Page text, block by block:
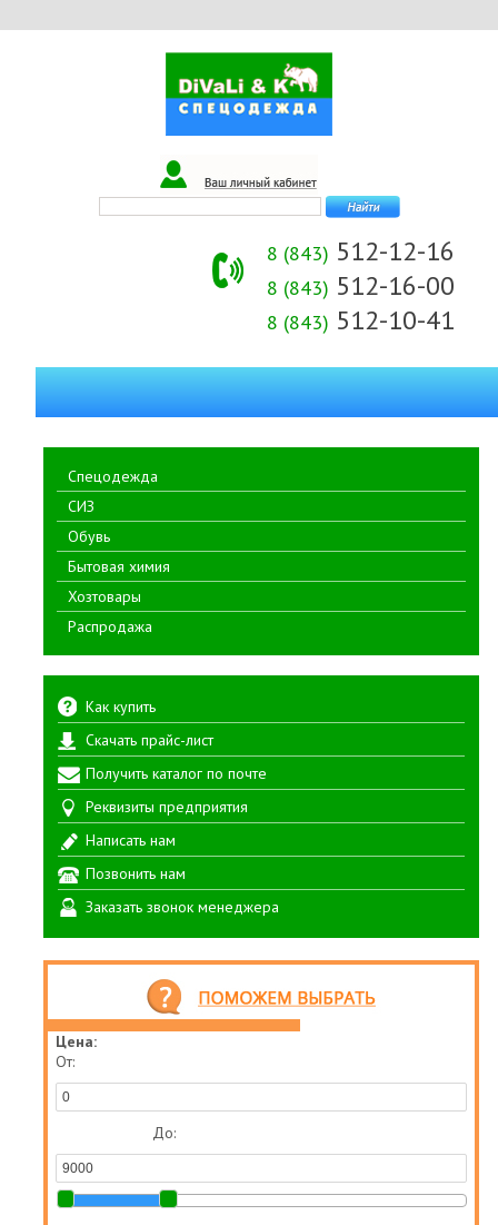
8 (843) 512-12-16
8 (843) 512-16-00
8 (843) 512-10-41
Спецодежда
СИЗ
Обувь
Бытовая химия
Хозтовары
Распродажа
Как купить
Скачать прайс-лист
Получить каталог по почте
Реквизиты предприятия
Написать нам
Позвонить нам
Заказать звонок менеджера
Цена:
От:
До: